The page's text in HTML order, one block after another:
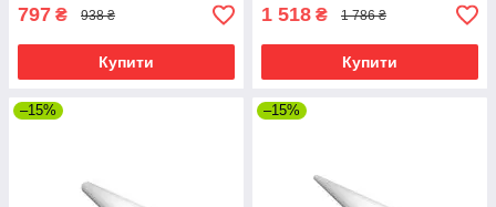
797 ₴ 938 ₴
Купити
1 518 ₴ 1 786 ₴
Купити
–15% –15%